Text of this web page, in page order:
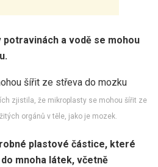
a vodě se mohou
zjistila, že mikroplasty se mohou šířit ze
orgánů v těle, jako je mozek.
plastové částice, které
mnoha látek, včetně